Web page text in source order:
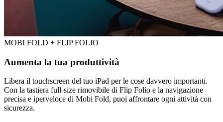
MOBI FOLD + FLIP FOLIO
Aumenta la tua produttività
Libera il touchscreen del tuo iPad per le cose davvero importanti.
Con la tastiera full-size rimovibile di Flip Folio e la navigazione
precisa e iperveloce di Mobi Fold, puoi affrontare ogni attività con
sicurezza.